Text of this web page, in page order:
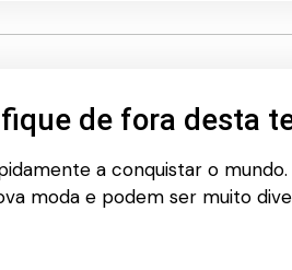
de fora desta
a conquistar o
moda e podem ser muito